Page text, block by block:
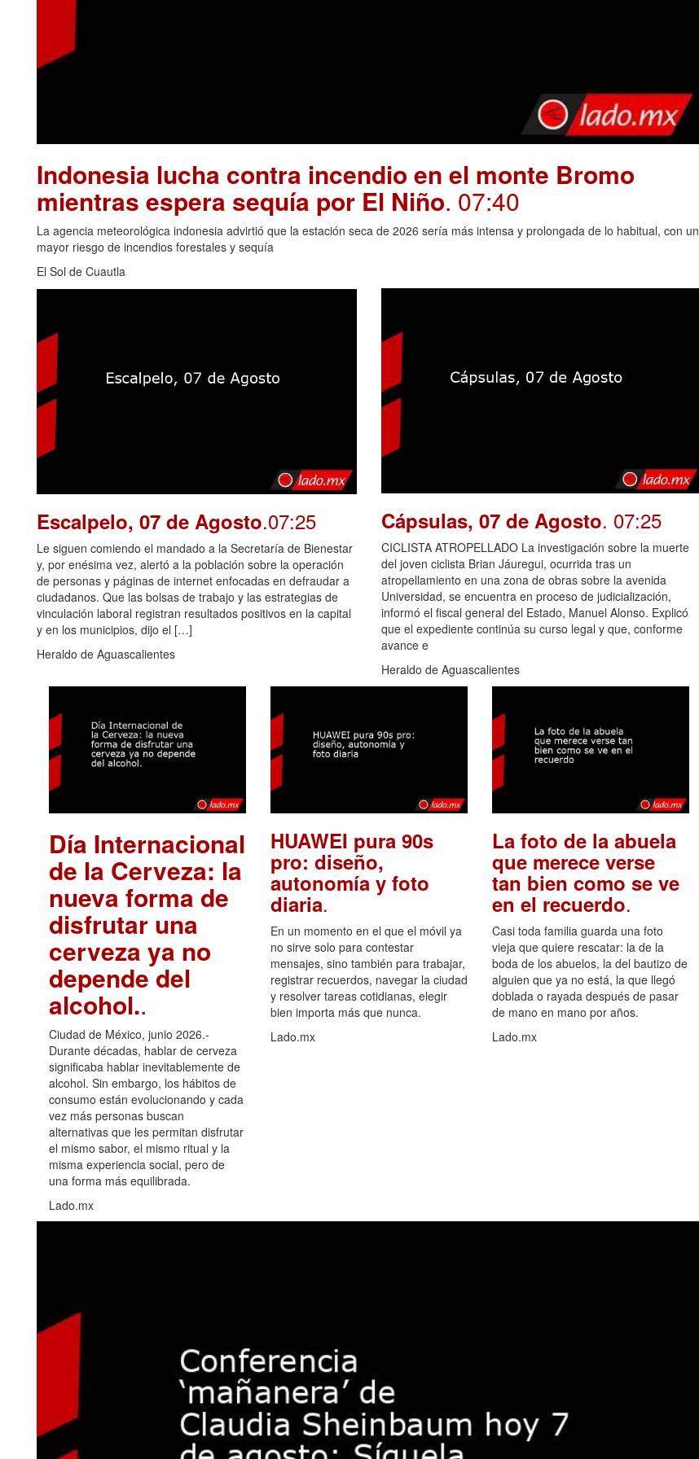
Indonesia lucha contra incendio en el monte Bromo
mientras espera sequía por El Niño. 07:40
La agencia meteorológica indonesia advirtió que la estación seca de 2026 sería más intensa y prolongada de lo habitual, con un
mayor riesgo de incendios forestales y sequía
El Sol de Cuautla
Escalpelo, 07 de Agosto.07:25
Le siguen comiendo el mandado a la Secretaría de Bienestar
y, por enésima vez, alertó a la población sobre la operación
de personas y páginas de internet enfocadas en defraudar a
ciudadanos. Que las bolsas de trabajo y las estrategias de
vinculación laboral registran resultados positivos en la capital
y en los municipios, dijo el […]
Heraldo de Aguascalientes
Cápsulas, 07 de Agosto. 07:25
CICLISTA ATROPELLADO La investigación sobre la muerte
del joven ciclista Brian Jáuregui, ocurrida tras un
atropellamiento en una zona de obras sobre la avenida
Universidad, se encuentra en proceso de judicialización,
informó el fiscal general del Estado, Manuel Alonso. Explicó
que el expediente continúa su curso legal y que, conforme
avance e
Heraldo de Aguascalientes
Día Internacional
de la Cerveza: la
nueva forma de
disfrutar una
cerveza ya no
depende del
alcohol..
Ciudad de México, junio 2026.-
Durante décadas, hablar de cerveza
significaba hablar inevitablemente de
alcohol. Sin embargo, los hábitos de
consumo están evolucionando y cada
vez más personas buscan
alternativas que les permitan disfrutar
el mismo sabor, el mismo ritual y la
misma experiencia social, pero de
una forma más equilibrada.
Lado.mx
HUAWEI pura 90s
pro: diseño,
autonomía y foto
diaria.
En un momento en el que el móvil ya
no sirve solo para contestar
mensajes, sino también para trabajar,
registrar recuerdos, navegar la ciudad
y resolver tareas cotidianas, elegir
bien importa más que nunca.
Lado.mx
La foto de la abuela
que merece verse
tan bien como se ve
en el recuerdo.
Casi toda familia guarda una foto
vieja que quiere rescatar: la de la
boda de los abuelos, la del bautizo de
alguien que ya no está, la que llegó
doblada o rayada después de pasar
de mano en mano por años.
Lado.mx